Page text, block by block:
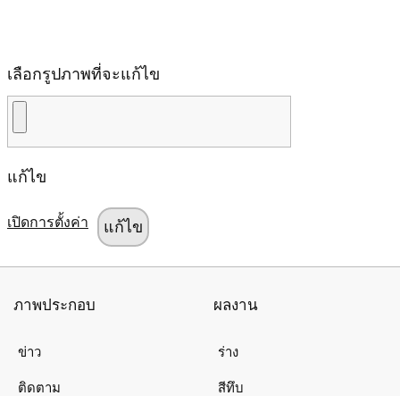
เลือกรูปภาพที่จะแก้ไข
แก้ไข
เปิดการตั้งค่า
ภาพประกอบ
ข่าว
ติดตาม
ผลงาน
ร่าง
สีทึบ